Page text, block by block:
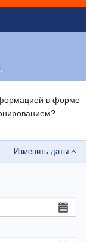
в форме
Изменить даты